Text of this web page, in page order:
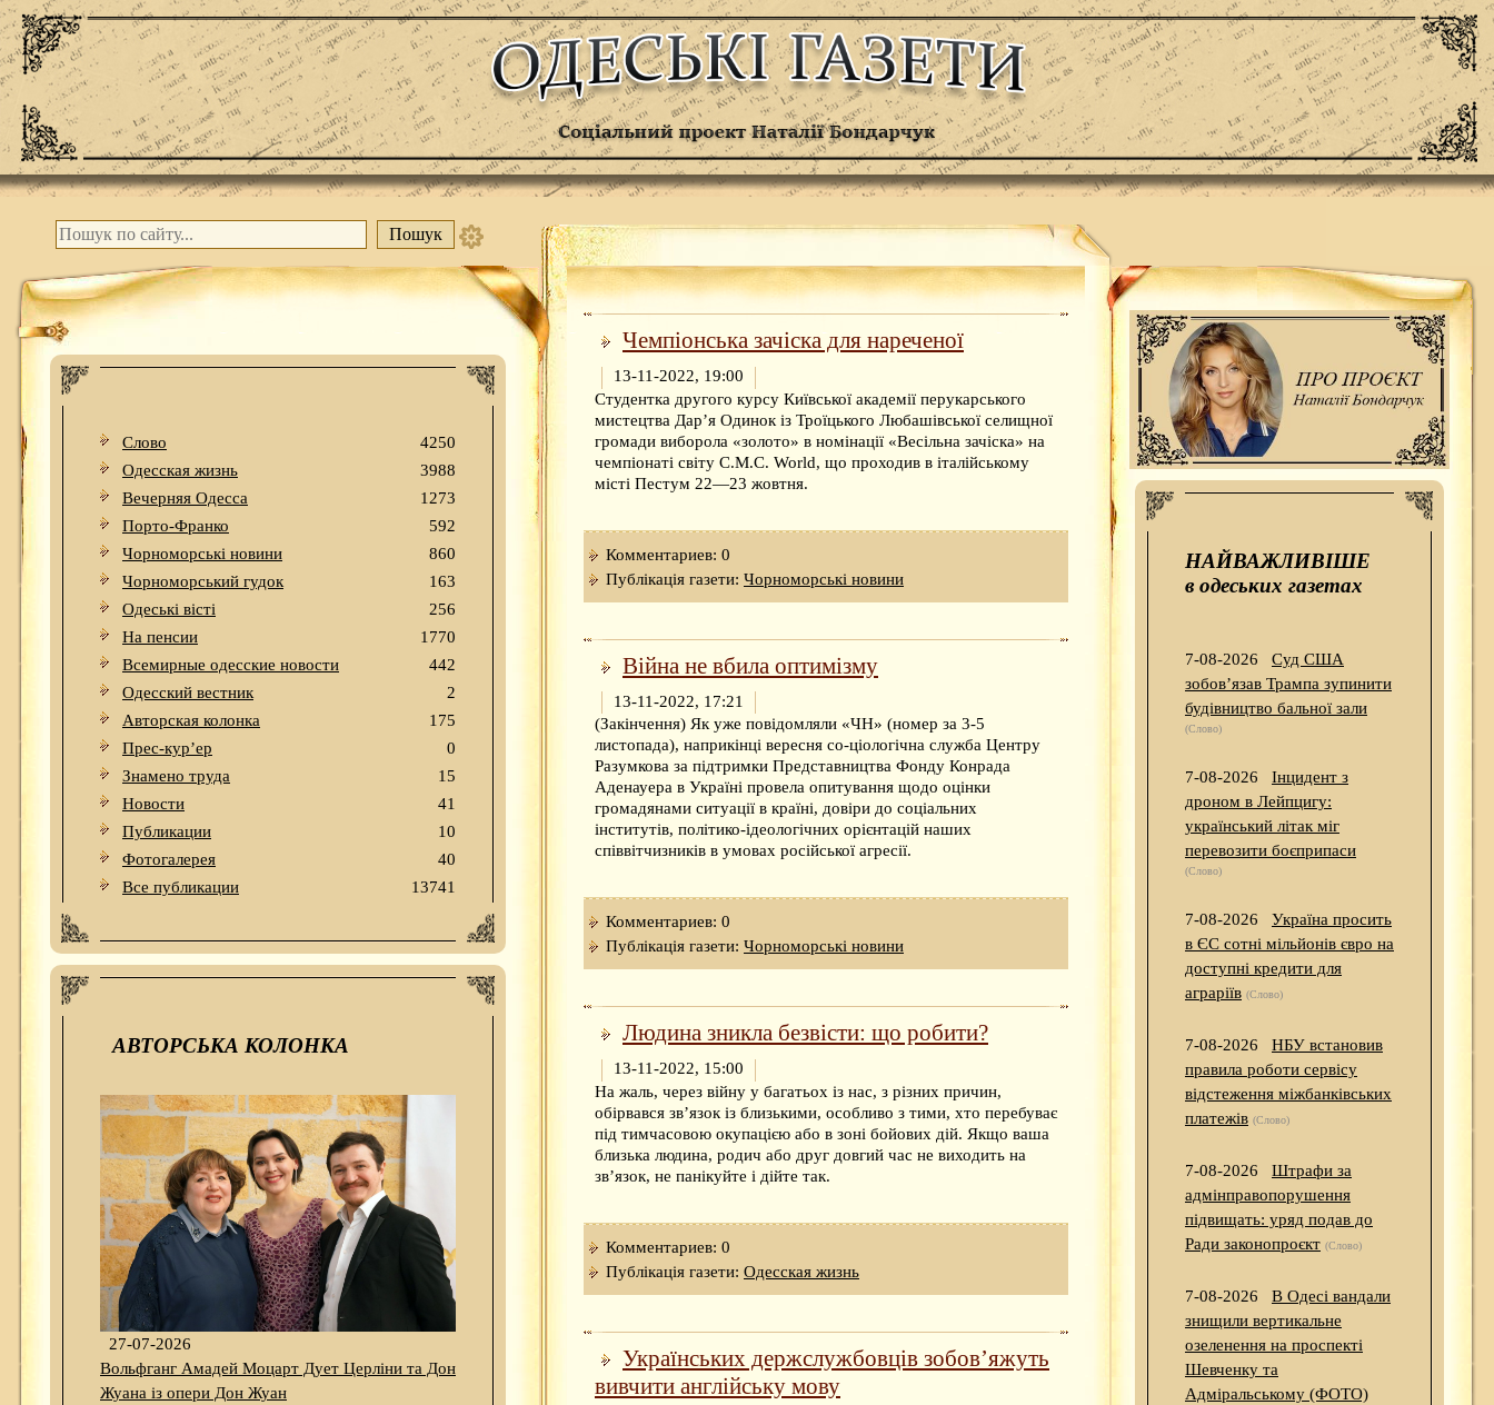
Слово
4250
Одесская жизнь
3988
Вечерняя Одесса
1273
Порто-Франко
592
Чорноморські новини
860
Чорноморський гудок
163
Одеськi вiстi
256
На пенсии
1770
Всемирные одесские новости
442
Одесский вестник
2
Авторская колонка
175
Прес-кур’ер
0
Знамено труда
15
Новости
41
Публикации
10
Фотогалерея
40
Все публикации
13741
АВТОРСЬКА КОЛОНКА
27-07-2026
Вольфганг Амадей Моцарт Дует Церліни та Дон
Жуана із опери Дон Жуан
Чемпіонська зачіска для нареченої
13-11-2022, 19:00
Студентка другого курсу Київської академії перукарського
мистецтва Дар’я Одинок із Троїцького Любашівської селищної
громади виборола «золото» в номінації «Весільна зачіска» на
чемпіонаті світу C.M.C. World, що проходив в італійському
місті Пестум 22—23 жовтня.
Комментариев: 0
Публікація газети: Чорноморські новини
Війна не вбила оптимізму
13-11-2022, 17:21
(Закінчення) Як уже повідомляли «ЧН» (номер за 3-5
листопада), наприкінці вересня со-ціологічна служба Центру
Разумкова за підтримки Представництва Фонду Конрада
Аденауера в Україні провела опитування щодо оцінки
громадянами ситуації в країні, довіри до соціальних
інститутів, політико-ідеологічних орієнтацій наших
співвітчизників в умовах російської агресії.
Комментариев: 0
Публікація газети: Чорноморські новини
Людина зникла безвісти: що робити?
13-11-2022, 15:00
На жаль, через війну у багатьох із нас, з різних причин,
обірвався зв’язок із близькими, особливо з тими, хто перебуває
під тимчасовою окупацією або в зоні бойових дій. Якщо ваша
близька людина, родич або друг довгий час не виходить на
зв’язок, не панікуйте і дійте так.
Комментариев: 0
Публікація газети: Одесская жизнь
Українських держслужбовців зобов’яжуть
вивчити англійську мову
НАЙВАЖЛИВІШЕ
в одеських газетах
7-08-2026
Суд США
зобов’язав Трампа зупинити
будівництво бальної зали
(Слово)
7-08-2026
Інцидент з
дроном в Лейпцигу:
український літак міг
перевозити боєприпаси
(Слово)
7-08-2026
Україна просить
в ЄС сотні мільйонів євро на
доступні кредити для
аграріїв (Слово)
7-08-2026
НБУ встановив
правила роботи сервісу
відстеження міжбанківських
платежів (Слово)
7-08-2026
Штрафи за
адмінправопорушення
підвищать: уряд подав до
Ради законопроєкт (Слово)
7-08-2026
В Одесі вандали
знищили вертикальне
озеленення на проспекті
Шевченку та
Адміральському (ФОТО)